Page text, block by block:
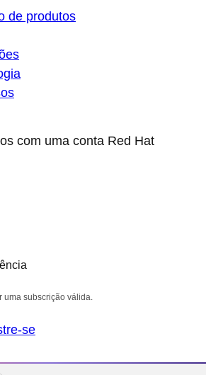
de produtos
com uma conta Red Hat
uma subscrição válida.
se